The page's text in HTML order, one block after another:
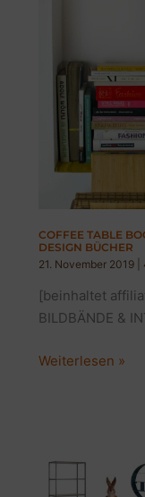
COFFEE TABLE
DESIGN BÜCHER
21. November 2019
[beinhaltet
BILDBÄNDE &
COFFEE
Weiterlesen »